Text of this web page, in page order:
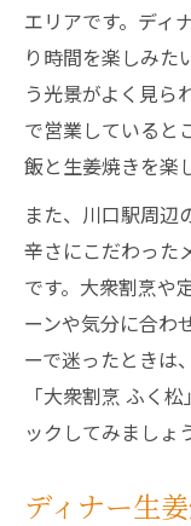
エリアです。ディ
り時間を楽しみた
う光景がよく見ら
で営業していると
飯と生姜焼きを楽
また、川口駅周辺
辛さにこだわった
です。大衆割烹や
ーンや気分に合わ
ーで迷ったときは
「大衆割烹 ふく
ックしてみましょ
ディナー生